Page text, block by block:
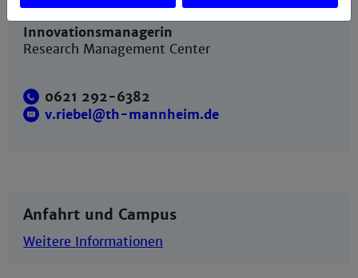
Innovationsmanagerin
Research Management Center
0621 292-6382
v.riebel@th-mannheim.de
Anfahrt und Campus
Weitere Informationen